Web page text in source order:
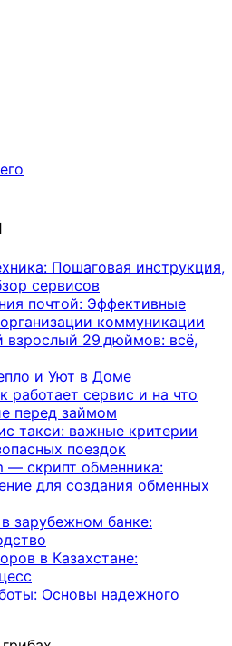
Пошаговая инструкция,
сервисов
почтой: Эффективные
коммуникации
взрослый 29 дюймов: всё,
и Уют в Доме
работает сервис и на что
перед займом
такси: важные критерии
поездок
— скрипт обменника:
для создания обменных
зарубежном банке:
в Казахстане:
Основы надежного